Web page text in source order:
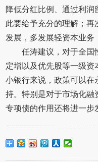
降低分红比例、通过利
此要给予充分的理解；再
发展，多发展轻资本业务
任涛建议，对于全国
定增以及优先股等一级资
小银行来说，政策可以在
持。特别是对于市场化融
专项债的作用还将进一步